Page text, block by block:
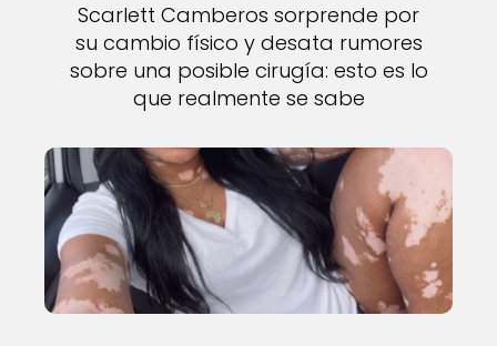
Scarlett Camberos sorprende por
su cambio físico y desata rumores
sobre una posible cirugía: esto es lo
que realmente se sabe